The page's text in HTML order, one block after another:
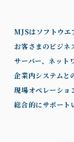
MJSはソフトウエ
お客さまのビジネ
サーバー、ネット
企業内システムと
現場オペレーショ
総合的にサポート